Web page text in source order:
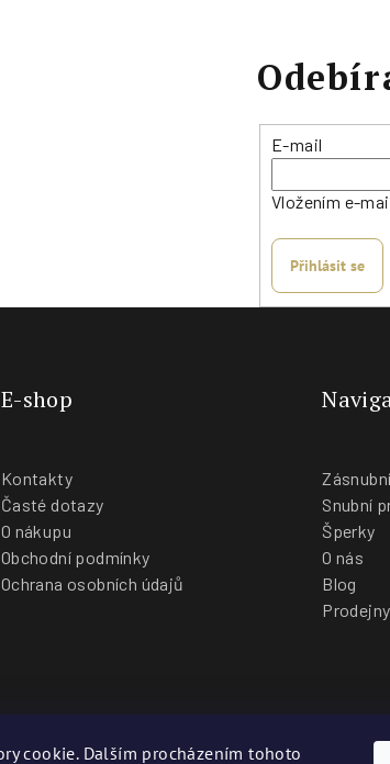
cookie. Dalším procházením tohoto
E-mail
Vložením e-
Přihlásit se
E-shop
Kontakty
Časté dotazy
O nákupu
Obchodní podmínky
Ochrana osobních údajů
Snubní
Šperky
O nás
Blog
Prodejny